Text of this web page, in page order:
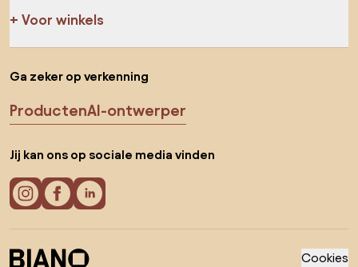
Voor winkels
Ga zeker op verkenning
ProductenAI-ontwerper
Jij kan ons op sociale media vinden
Cookies